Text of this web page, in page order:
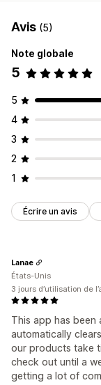
Avis (5)
Note globale
5
5
4
3
2
1
Écrire un avis
This app has been
automatically
our products take
check out until a
getting a lot of
Lanae
États-Unis
3 jours d’utilisation de